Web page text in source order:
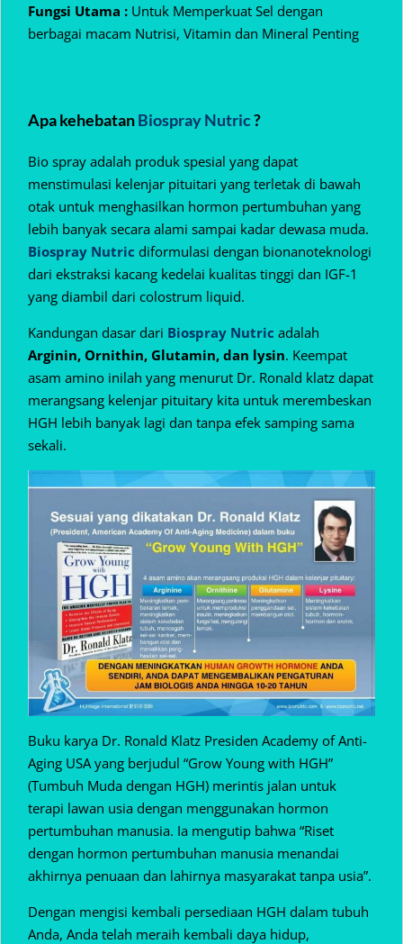
Fungsi Utama : Untuk Memperkuat Sel dengan
berbagai macam Nutrisi, Vitamin dan Mineral Penting
Apa kehebatanBiospray Nutric?
Bio spray adalah produk spesial yang dapat
menstimulasi kelenjar pituitari yang terletak di bawah
otak untuk menghasilkan hormon pertumbuhan yang
lebih banyak secara alami sampai kadar dewasa muda.
Biospray Nutric diformulasi dengan bionanoteknologi
dari ekstraksi kacang kedelai kualitas tinggi dan IGF-1
yang diambil dari colostrum liquid.
Kandungan dasar dari Biospray Nutric adalah
Arginin, Ornithin, Glutamin, dan lysin. Keempat
asam amino inilah yang menurut Dr. Ronald klatz dapat
merangsang kelenjar pituitary kita untuk merembeskan
HGH lebih banyak lagi dan tanpa efek samping sama
sekali.
Buku karya Dr. Ronald Klatz Presiden Academy of Anti-
Aging USA yang berjudul “Grow Young with HGH”
(Tumbuh Muda dengan HGH) merintis jalan untuk
terapi lawan usia dengan menggunakan hormon
pertumbuhan manusia. Ia mengutip bahwa “Riset
dengan hormon pertumbuhan manusia menandai
akhirnya penuaan dan lahirnya masyarakat tanpa usia”.
Dengan mengisi kembali persediaan HGH dalam tubuh
Anda, Anda telah meraih kembali daya hidup,